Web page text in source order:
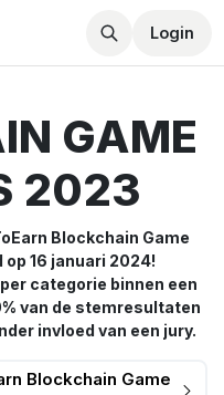
Login
GAME
2023
Blockchain Game
16 januari 2024!
categorie binnen een
van de stemresultaten
invloed van een jury.
Blockchain Game